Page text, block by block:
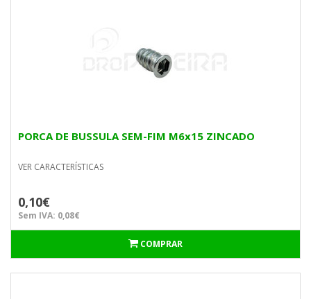
PORCA DE BUSSULA SEM-FIM M6x15 ZINCADO
VER CARACTERÍSTICAS
0,10€
Sem IVA: 0,08€
COMPRAR